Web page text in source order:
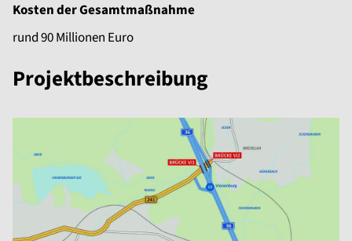
Kosten der Gesamtmaßnahme
rund 90 Millionen Euro
Projektbeschreibung